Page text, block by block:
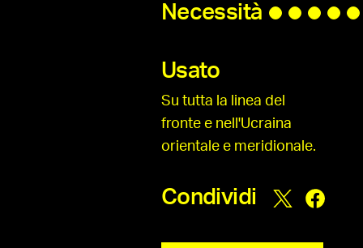
Necessità
Usato
Su tutta la linea del
fronte e nell'Ucraina
orientale e meridionale.
Condividi